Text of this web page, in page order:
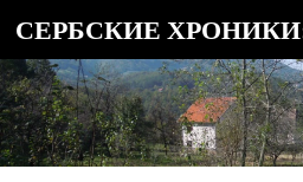
Под записью